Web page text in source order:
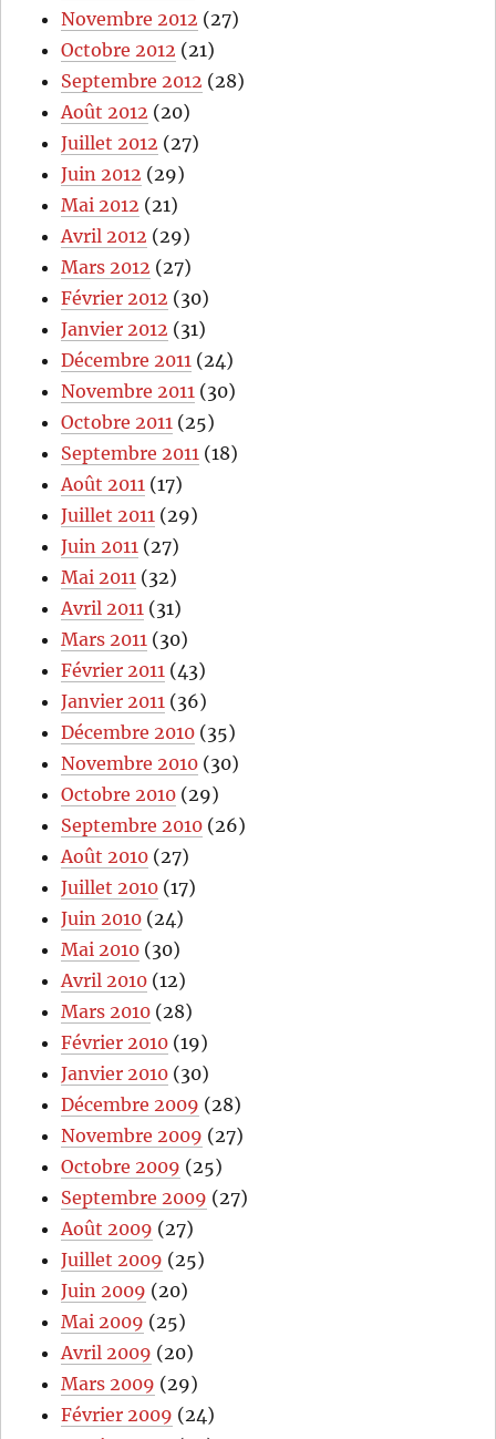
Novembre 2012 (27)
Octobre 2012 (21)
Septembre 2012 (28)
Août 2012 (20)
Juillet 2012 (27)
Juin 2012 (29)
Mai 2012 (21)
Avril 2012 (29)
Mars 2012 (27)
Février 2012 (30)
Janvier 2012 (31)
Décembre 2011 (24)
Novembre 2011 (30)
Octobre 2011 (25)
Septembre 2011 (18)
Août 2011 (17)
Juillet 2011 (29)
Juin 2011 (27)
Mai 2011 (32)
Avril 2011 (31)
Mars 2011 (30)
Février 2011 (43)
Janvier 2011 (36)
Décembre 2010 (35)
Novembre 2010 (30)
Octobre 2010 (29)
Septembre 2010 (26)
Août 2010 (27)
Juillet 2010 (17)
Juin 2010 (24)
Mai 2010 (30)
Avril 2010 (12)
Mars 2010 (28)
Février 2010 (19)
Janvier 2010 (30)
Décembre 2009 (28)
Novembre 2009 (27)
Octobre 2009 (25)
Septembre 2009 (27)
Août 2009 (27)
Juillet 2009 (25)
Juin 2009 (20)
Mai 2009 (25)
Avril 2009 (20)
Mars 2009 (29)
Février 2009 (24)